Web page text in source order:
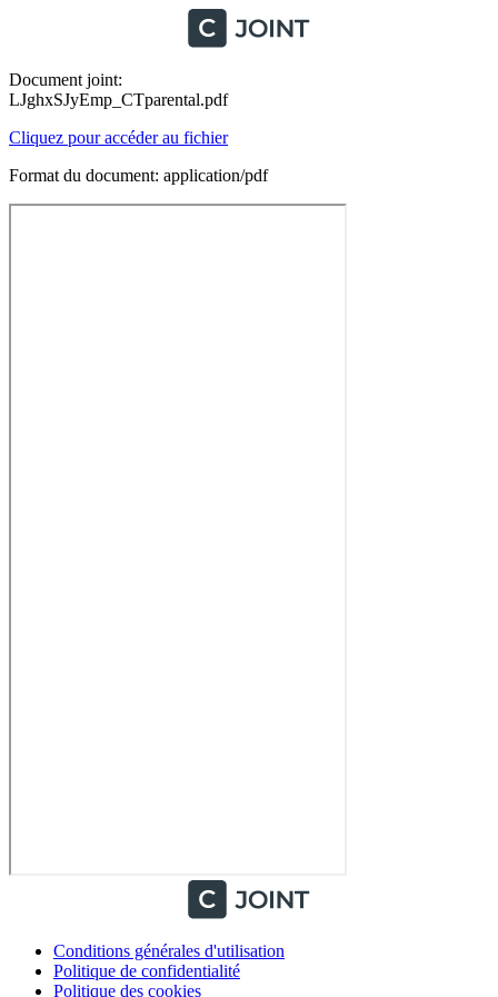
Document joint:
LJghxSJyEmp_CTparental.pdf
Cliquez pour accéder au fichier
Format du document: application/pdf
Conditions générales d'utilisation
Politique de confidentialité
Politique des cookies